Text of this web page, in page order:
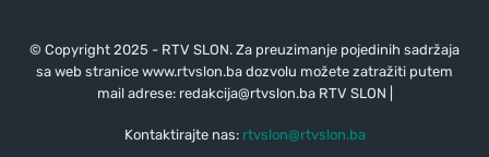
© Copyright 2025 - RTV SLON. Za preuzimanje pojedinih sadržaja
sa web stranice www.rtvslon.ba dozvolu možete zatražiti putem
mail adrese: redakcija@rtvslon.baRTV SLON |
Kontaktirajte nas: rtvslon@rtvslon.ba